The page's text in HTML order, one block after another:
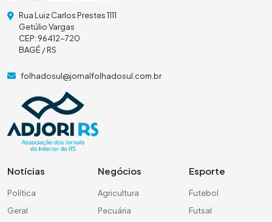
Rua Luiz Carlos Prestes 1111
Getúlio Vargas
CEP: 96412-720
BAGÉ / RS
folhadosul@jornalfolhadosul.com.br
Notícias
Política
Geral
Negócios
Agricultura
Pecuária
Esporte
Futebol
Futsal